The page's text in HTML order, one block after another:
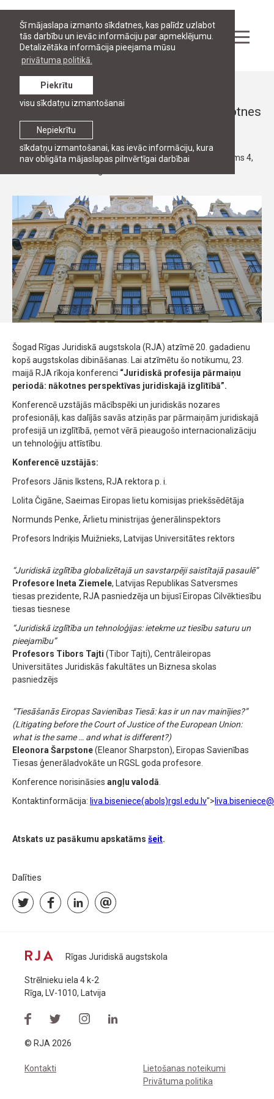
Šī mājaslapa izmanto sīkdatnes, kas palīdz uzlabot
tās darbību un ievāc informāciju par apmeklējumu.
Detalizētāka informācija pieejama mūsu
privātuma politikā.
Nepiekrītu
sīkdatņu izmantošanai, kas ievāc informāciju, kura
nav obligāta mājaslapas pilnvērtīgai darbībai
Piekrītu
visu sīkdatņu izmantošanai
Pasākumi
Juridiskā profesija pārmaiņu laikā: nākotnes
perspektīvas juridiskajā izglītībā
23. maijs,
ALTUM konferenču zāle, Doma laukums 4,
Šogad Rīgas Juridiskā augstskola (RJA) atzīmē 20. gadadienu
kopš augstskolas dibināšanas. Lai atzīmētu šo notikumu, 23.
maijā RJA rīkoja konferenci “Juridiskā profesija pārmaiņu
periodā: nākotnes perspektīvas juridiskajā izglītībā”.
Konferencē uzstājās mācībspēki un juridiskās nozares
profesionāļi, kas dalījās savās atziņās par pārmaiņām juridiskajā
profesijā un izglītībā, ņemot vērā pieaugošo internacionalizāciju
un tehnoloģiju attīstību.
Konferencē uzstājās:
Profesors Jānis Ikstens, RJA rektora p. i.
Lolita Čigāne, Saeimas Eiropas lietu komisijas priekšsēdētāja
Normunds Penke, Ārlietu ministrijas ģenerālinspektors
Profesors Indriķis Muižnieks, Latvijas Universitātes rektors
“Juridiskā izglītība globalizētajā un savstarpēji saistītajā pasaulē”
Profesore Ineta Ziemele, Latvijas Republikas Satversmes
tiesas prezidente, RJA pasniedzēja un bijusī Eiropas Cilvēktiesību
tiesas tiesnese
“Juridiskā izglītība un tehnoloģijas: ietekme uz tiesību saturu un
pieejamību”
Profesors Tibors Tajti (Tibor Tajti), Centrāleiropas
Universitātes Juridiskās fakultātes un Biznesa skolas
pasniedzējs
“Tiesāšanās Eiropas Savienības Tiesā: kas ir un nav mainījies?”
(Litigating before the Court of Justice of the European Union:
what is the same … and what is different?)
Eleonora Šarpstone(Eleanor Sharpston), Eiropas Savienības
Tiesas ģenerāladvokāte un RGSL goda profesore.
Konference norisināsies angļu valodā
Kontaktinformācija: liva.biseniece(abols)rgsl.edu.lv">
Atskats uz pasākumu apskatāms šeit.
Dalīties
Rīgas Juridiskā augstskola
Strēlnieku iela 4 k-2
Rīga, LV-1010, Latvija
© RJA 2026
Kontakti
Lietošanas noteikumi
Privātuma politika